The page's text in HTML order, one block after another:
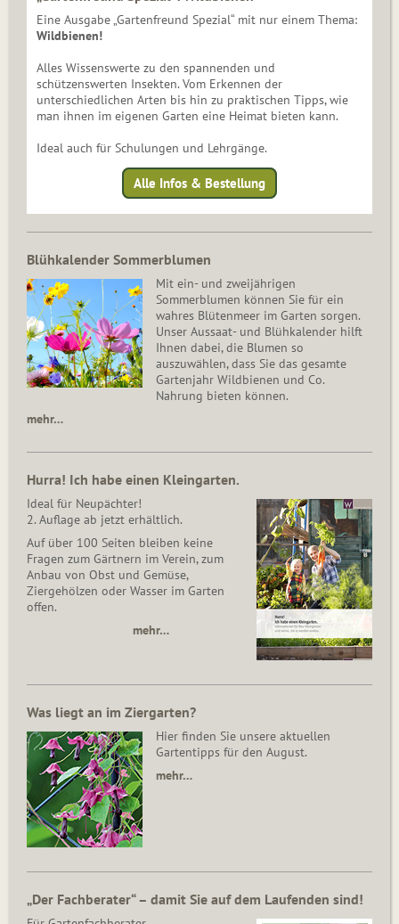
Eine Ausgabe „Gartenfreund Spezial“ mit nur einem Thema:
Wildbienen!
Alles Wissenswerte zu den spannenden und
schützenswerten Insekten. Vom Erkennen der
unterschiedlichen Arten bis hin zu praktischen Tipps, wie
man ihnen im eigenen Garten eine Heimat bieten kann.
Ideal auch für Schulungen und Lehrgänge.
Alle Infos & Bestellung
Blühkalender Sommerblumen
Mit ein- und zweijährigen
Sommerblumen können Sie für ein
wahres Blütenmeer im Garten sorgen.
Unser Aussaat- und Blühkalender hilft
Ihnen dabei, die Blumen so
auszuwählen, dass Sie das gesamte
Gartenjahr Wildbienen und Co.
Nahrung bieten können.
mehr…
Hurra! Ich habe einen Kleingarten.
Ideal für Neupächter!
2. Auflage ab jetzt erhältlich.
Auf über 100 Seiten bleiben keine
Fragen zum Gärtnern im Verein, zum
Anbau von Obst und Gemüse,
Ziergehölzen oder Wasser im Garten
offen.
mehr…
Was liegt an im Ziergarten?
Hier finden Sie unsere aktuellen
Gartentipps für den August.
mehr…
„Der Fachberater“ – damit Sie auf dem Laufenden sind!